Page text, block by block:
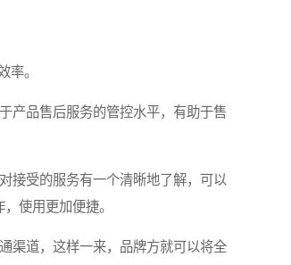
率。
产品售后服务的管控水平，有助于售
接受的服务有一个清晰地了解，可以
使用更加便捷。
渠道，这样一来，品牌方就可以将全